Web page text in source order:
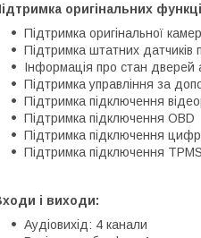
оригінальних
Підтримка оригінальної
Підтримка штатних датчиків
Інформація про стан дверей
Підтримка управління за
Підтримка підключення
Підтримка підключення OBD
Підтримка підключення
Підтримка підключення TPMS
і виходи:
Аудіовихід: 4 канали